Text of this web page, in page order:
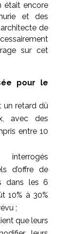
était encore
et des
de
sur cet
pour le
un retard dû
avec des
entre 10
d’offre de
dans les 6
10% à 30%
;
que leurs